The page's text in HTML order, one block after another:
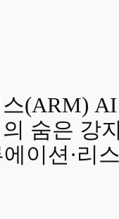
(ARM)
숨은 강
이션·리